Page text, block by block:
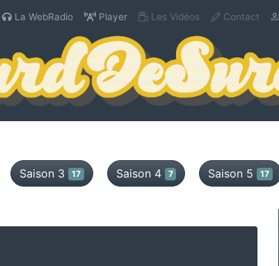
La WebRadio Player Les Vidéos Contact
Saison 3 17 Saison 4 7 Saison 5 17